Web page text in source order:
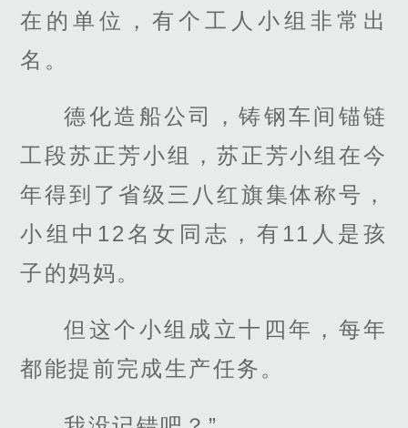
在的单位，有个工人小组非常出
名。
德化造船公司，铸钢车间锚链
工段苏正芳小组，苏正芳小组在今
年得到了省级三八红旗集体称号，
小组中12名女同志，有11人是孩
子的妈妈。
但这个小组成立十四年，每年
都能提前完成生产任务。